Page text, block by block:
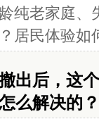
纯老家庭
居民体验如
出后，这
么解决的？